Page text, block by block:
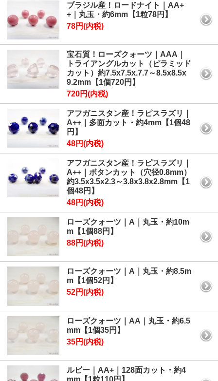
ブラジル産！ロードナイト｜AA+
+｜丸玉・約6mm【1粒78円】
78円(内税)
宝石質！ローズクォーツ｜AAA｜
トライアングルカット（ピラミッド
カット）約7.5x7.5x.7.7～8.5x8.5x
9.2mm【1個720円】
720円(内税)
アフガニスタン産！ラピスラズリ｜
A++｜多面カット・約4mm【1個48
円】
48円(内税)
アフガニスタン産！ラピスラズリ｜
A++｜ボタンカット（穴径0.8mm）
約3.5x3.5x2.3～3.8x3.8x2.8mm【1
個48円】
48円(内税)
ローズクォーツ｜A｜丸玉・約10m
m【1個88円】
88円(内税)
ローズクォーツ｜A｜丸玉・約8.5m
m【1個52円】
52円(内税)
ローズクォーツ｜AA｜丸玉・約6.5
mm【1個35円】
35円(内税)
ルビー｜AA+｜128面カット・約4
mm【1粒110円】